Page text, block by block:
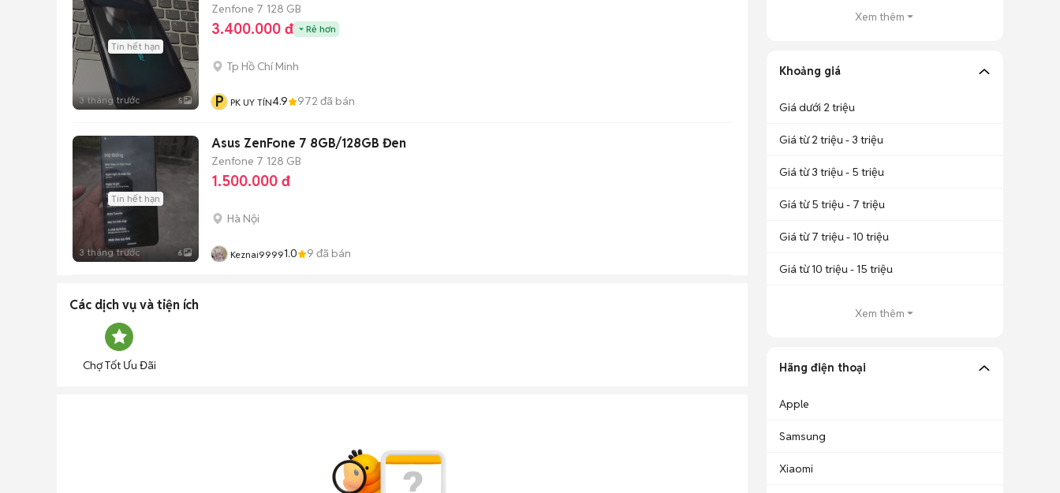
Tin hết hạn
3 tháng trước 5
Zenfone 7 128 GB
3.400.000 đ Rẻ hơn
Tp Hồ Chí Minh
P PK UY TÍN4.9 972 đã bán
Tin hết hạn
3 tháng trước 6
Asus ZenFone 7 8GB/128GB Đen
Zenfone 7 128 GB
1.500.000 đ
Hà Nội
Keznai99991.0 9 đã bán
Các dịch vụ và tiện ích
Chợ Tốt Ưu Đãi
Xem thêm
Khoảng giá
Giá dưới 2 triệu
Giá từ 2 triệu - 3 triệu
Giá từ 3 triệu - 5 triệu
Giá từ 5 triệu - 7 triệu
Giá từ 7 triệu - 10 triệu
Giá từ 10 triệu - 15 triệu
Xem thêm
Hãng điện thoại
Apple
Samsung
Xiaomi